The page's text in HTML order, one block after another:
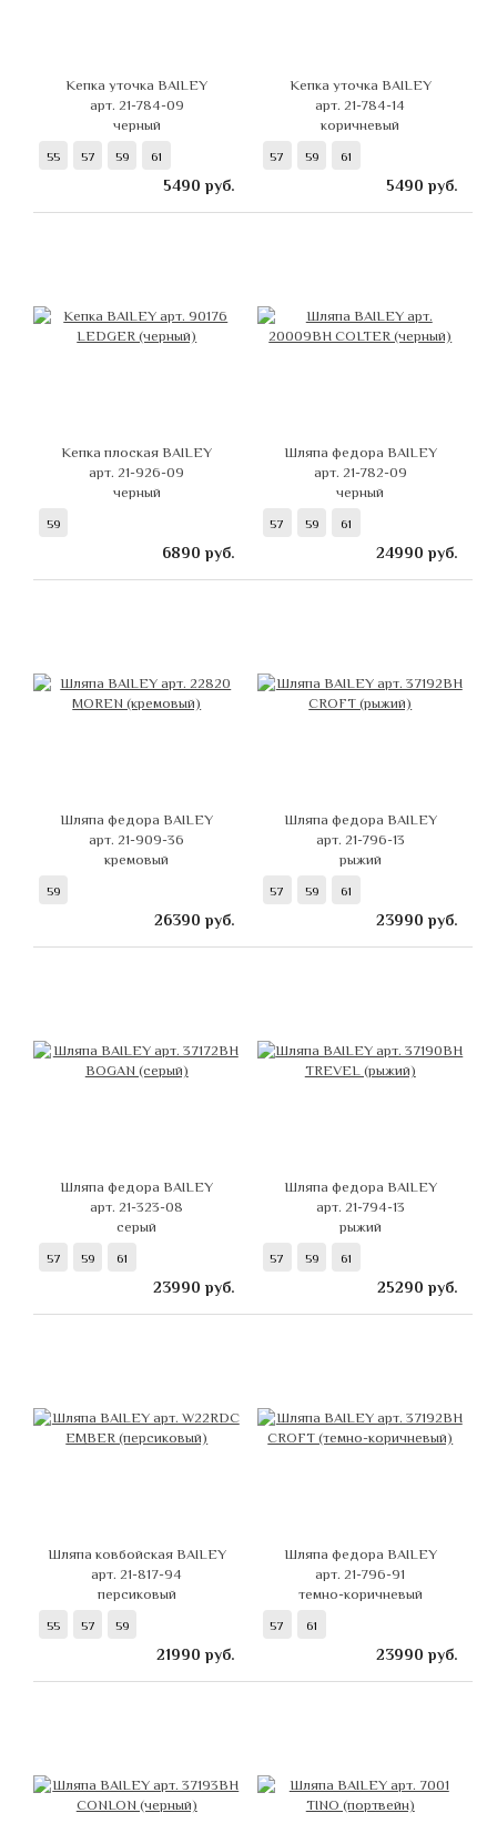
Кепка уточка BAILEY
арт. 21-784-09
черный
55 57 59 61
5490 руб.
Кепка уточка BAILEY
арт. 21-784-14
коричневый
57 59 61
5490 руб.
Кепка плоская BAILEY
арт. 21-926-09
черный
59
6890 руб.
Шляпа федора BAILEY
арт. 21-782-09
черный
57 59 61
24990 руб.
Шляпа федора BAILEY
арт. 21-909-36
кремовый
59
26390 руб.
Шляпа федора BAILEY
арт. 21-796-13
рыжий
57 59 61
23990 руб.
Шляпа федора BAILEY
арт. 21-323-08
серый
57 59 61
23990 руб.
Шляпа федора BAILEY
арт. 21-794-13
рыжий
57 59 61
25290 руб.
Шляпа ковбойская BAILEY
арт. 21-817-94
персиковый
55 57 59
21990 руб.
Шляпа федора BAILEY
арт. 21-796-91
темно-коричневый
57 61
23990 руб.